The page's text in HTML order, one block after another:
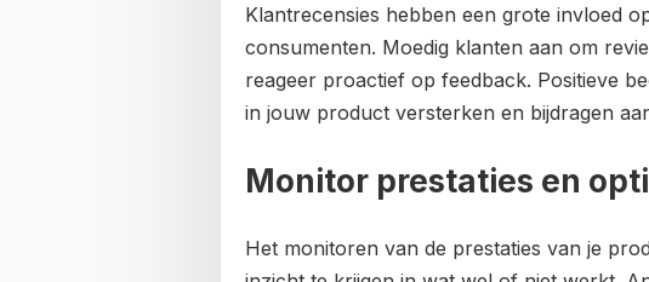
Klantrecensies hebben een grote invloed
consumenten. Moedig klanten aan om
reageer proactief op feedback. Positieve
in jouw product versterken en bijdragen
Monitor prestaties en
Het monitoren van de prestaties van je